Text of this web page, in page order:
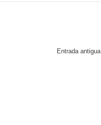
Entrada antigua